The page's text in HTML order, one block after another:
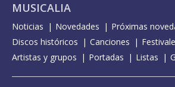
MUSICALIA
Noticias Novedades
Próximas
Discos históricos
Canciones
Artistas y grupos
Portadas Listas